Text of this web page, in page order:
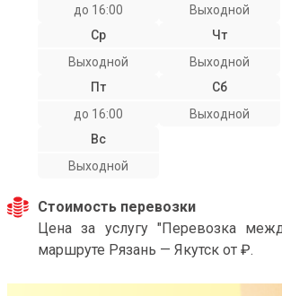
до 16:00
Выходной
Ср
Выходной
Чт
Выходной
Пт
до 16:00
Сб
Выходной
Вс
Выходной
Стоимость перевозки
Цена за услугу "Перевозка
маршруте Рязань — Якутск от ₽.